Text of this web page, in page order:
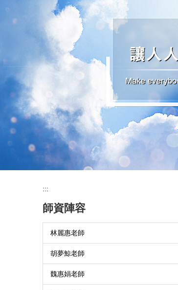
:::
師資陣容
林麗惠老師
胡夢鯨老師
魏惠娟老師